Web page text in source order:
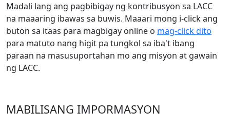
Madali lang ang pagbibigay ng kontribusyon sa LACC
na maaaring ibawas sa buwis. Maaari mong i-click ang
buton sa itaas para magbigay online o mag-click dito
para matuto nang higit pa tungkol sa iba't ibang
paraan na masusuportahan mo ang misyon at gawain
ng LACC.
MABILISANG IMPORMASYON